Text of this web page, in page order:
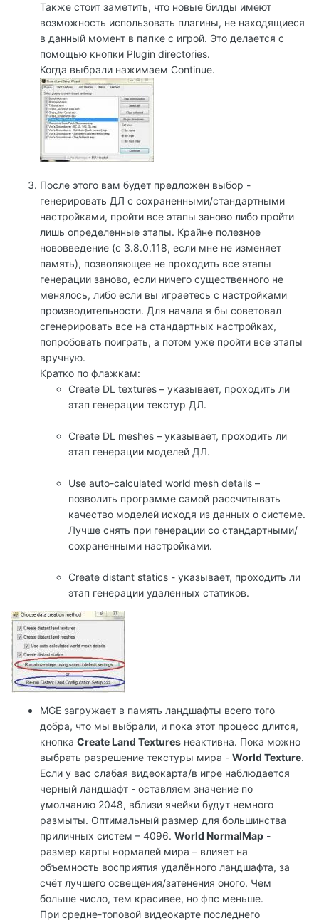
Также стоит заметить, что новые билды имеют
возможность использовать плагины, не находящиеся
в данный момент в папке с игрой. Это делается с
помощью кнопки Plugin directories.
Когда выбрали нажимаем Continue.
После этого вам будет предложен выбор -
генерировать ДЛ с сохраненными/стандартными
настройками, пройти все этапы заново либо пройти
лишь определенные этапы. Крайне полезное
нововведение (с 3.8.0.118, если мне не изменяет
память), позволяющее не проходить все этапы
генерации заново, если ничего существенного не
менялось, либо если вы играетесь с настройками
производительности. Для начала я бы советовал
сгенерировать все на стандартных настройках,
попробовать поиграть, а потом уже пройти все этапы
вручную.
Кратко по флажкам:
Create DL textures – указывает, проходить ли
этап генерации текстур ДЛ.
Create DL meshes – указывает, проходить ли
этап генерации моделей ДЛ.
Use auto-calculated world mesh details –
позволить программе самой рассчитывать
качество моделей исходя из данных о системе.
Лучше снять при генерации со стандартными/
сохраненными настройками.
Create distant statics - указывает, проходить ли
этап генерации удаленных статиков.
MGE загружает в память ландшафты всего того
добра, что мы выбрали, и пока этот процесс длится,
кнопка Create Land Textures неактивна. Пока можно
выбрать разрешение текстуры мира - World Texture.
Если у вас слабая видеокарта/в игре наблюдается
черный ландшафт - оставляем значение по
умолчанию 2048, вблизи ячейки будут немного
размыты. Оптимальный размер для большинства
приличных систем – 4096. World NormalMap -
размер карты нормалей мира – влияет на
объемность восприятия удалённого ландшафта, за
счёт лучшего освещения/затенения оного. Чем
больше число, тем красивее, но фпс меньше.
При средне-топовой видеокарте последнего